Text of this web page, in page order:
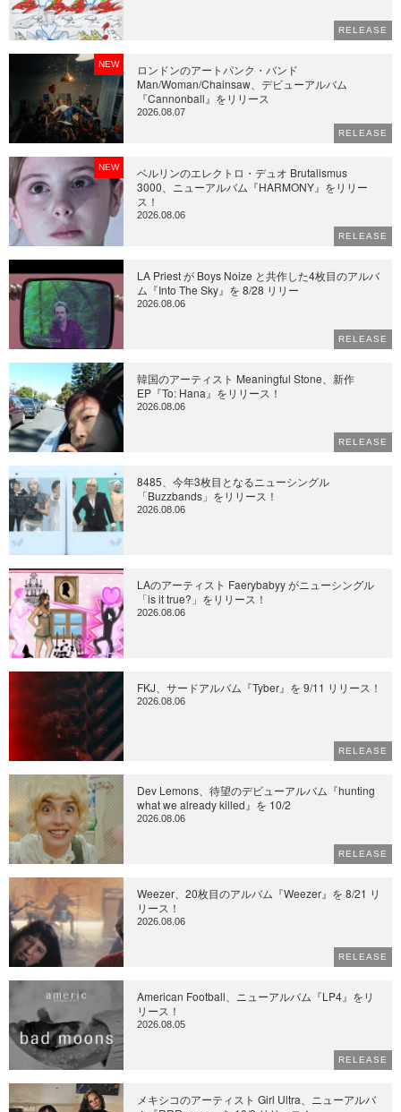
RELEASE
NEW
ロンドンのアートパンク・バンド
Man/Woman/Chainsaw、デビューアルバム
『Cannonball』をリリース
2026.08.07
RELEASE
NEW
ベルリンのエレクトロ・デュオ Brutalismus
3000、ニューアルバム『HARMONY』をリリー
ス！
2026.08.06
RELEASE
LA Priest が Boys Noize と共作した4枚目のアルバ
ム『Into The Sky』を 8/28 リリー
2026.08.06
RELEASE
韓国のアーティスト Meaningful Stone、新作
EP『To: Hana』をリリース！
2026.08.06
RELEASE
8485、今年3枚目となるニューシングル
「Buzzbands」をリリース！
2026.08.06
LAのアーティスト Faerybabyy がニューシングル
「is it true?」をリリース！
2026.08.06
FKJ、サードアルバム『Tyber』を 9/11 リリース！
2026.08.06
RELEASE
Dev Lemons、待望のデビューアルバム『hunting
what we already killed』を 10/2
2026.08.06
RELEASE
Weezer、20枚目のアルバム『Weezer』を 8/21 リ
リース！
2026.08.06
RELEASE
American Football、ニューアルバム『LP4』をリ
リース！
2026.08.05
RELEASE
メキシコのアーティスト Girl Ultra、ニューアルバ